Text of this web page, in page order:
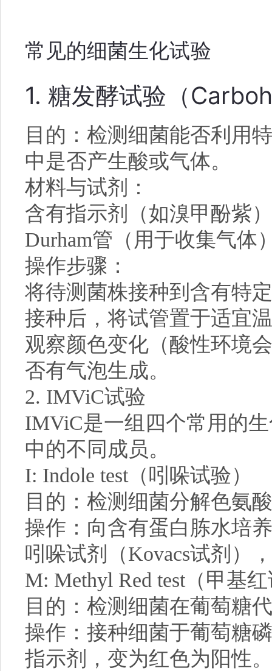
常见的细菌生化试验
1. 糖发酵试验（
目的：检测细菌能否利用
中是否产生酸或气体。
材料与试剂：
含有指示剂（如溴甲酚紫
Durham管（用于收集气体
操作步骤：
将待测菌株接种到含有特
接种后，将试管置于适宜
观察颜色变化（酸性环境
否有气泡生成。
2. IMViC试验
IMViC是一组四个常用的
中的不同成员。
I: Indole test（吲哚试验）
目的：检测细菌分解色氨
操作：向含有蛋白胨水培
吲哚试剂（Kovacs试剂）
M: Methyl Red test（甲基
目的：检测细菌在葡萄糖
操作：接种细菌于葡萄糖
指示剂，变为红色为阳性。